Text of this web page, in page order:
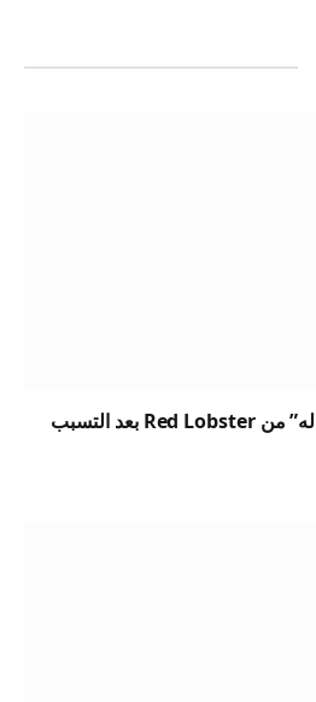
عاد “الروبيان الذي لا نهاية له” من Red Lobster بعد التسبب